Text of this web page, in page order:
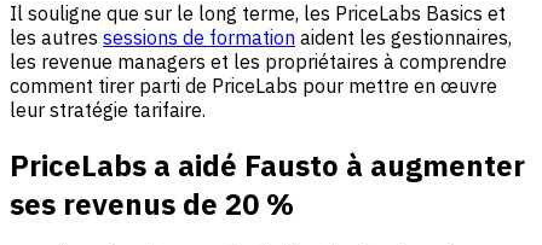
Il souligne que sur le long terme, les PriceLabs Basics et
les autres sessions de formation aident les gestionnaires,
les revenue managers et les propriétaires à comprendre
comment tirer parti de PriceLabs pour mettre en œuvre
leur stratégie tarifaire.
PriceLabs a aidé Fausto à augmenter
ses revenus de 20 %